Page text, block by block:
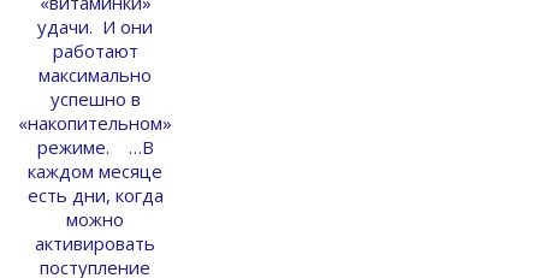
удачи. И они
работают
максимально
успешно в
«накопительном»
режиме. …В
каждом месяце
есть дни, когда
можно
активировать
поступление